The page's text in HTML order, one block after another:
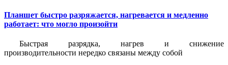
Планшет быстро разряжается, нагревается и медленно
работает: что могло произойти
Быстрая разрядка, нагрев и снижение
производительности нередко связаны между собой